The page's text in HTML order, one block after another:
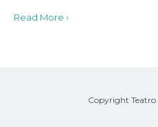
Read More ›
Copyright Teatro